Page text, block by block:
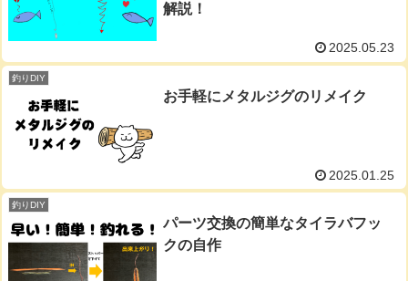
解説！
2025.05.23
釣りDIY
お手軽にメタルジグのリメイク
2025.01.25
釣りDIY
パーツ交換の簡単なタイラバフッ
クの自作